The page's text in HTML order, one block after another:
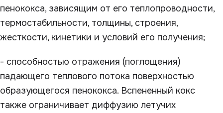
пенококса, зависящим от его теплопроводности,
термостабильности, толщины, строения,
жесткости, кинетики и условий его получения;
- способностью отражения (поглощения)
падающего теплового потока поверхностью
образующегося пенококса. Вспененный кокс
также ограничивает диффузию летучих